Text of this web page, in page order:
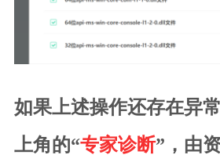
如果上述操作还存在异
上角的“专家诊断”，由